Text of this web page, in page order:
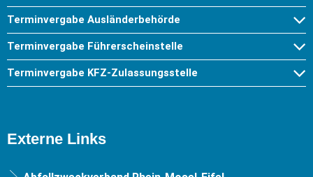
Terminvergabe Ausländerbehörde
Terminvergabe Führerscheinstelle
Terminvergabe KFZ-Zulassungsstelle
Externe Links